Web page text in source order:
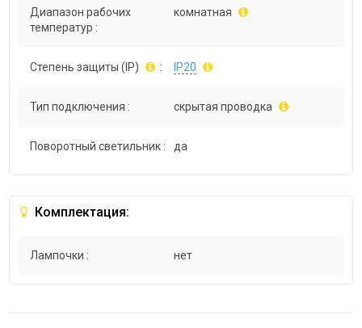
Диапазон рабочих
температур :
комнатная
Степень защиты (IP) : IP20
Тип подключения : скрытая проводка
Поворотный светильник : да
Комплектация:
Лампочки : нет